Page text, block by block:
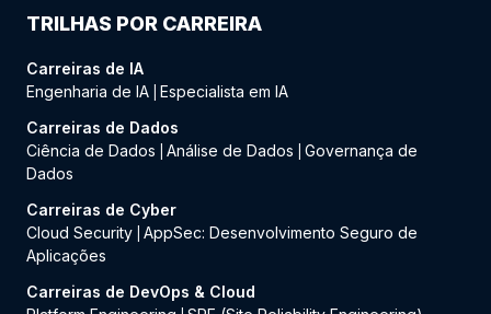
TRILHAS POR CARREIRA
Carreiras de IA
Engenharia de IA Especialista em IA
Carreiras de Dados
Ciência de Dados
Análise de Dados
Governança de
Dados
Carreiras de Cyber
Cloud Security AppSec: Desenvolvimento Seguro de
Aplicações
Carreiras de DevOps & Cloud